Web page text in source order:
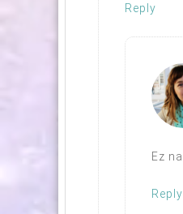
Reply
Ez
Reply